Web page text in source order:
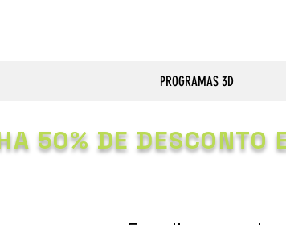
PROGRAMAS 3D
50% DE DESCONTO